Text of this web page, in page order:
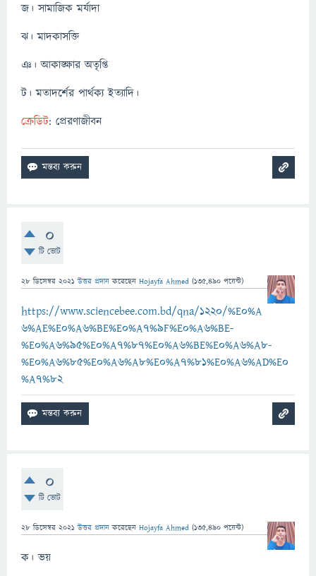
জ। সামাজিক মর্যাদা
ঝ। মাদকাসক্তি
ঞ। আকাঙ্ক্ষার অতৃপ্তি
ট। মতাদর্শের পার্থক্য ইত্যাদি।
ক্রেডিট: প্রেরণাজীবন
0
টি ভোট
28 ডিসেম্বর 2021 উত্তর প্রদান করেছেন Hojayfa Ahmed (135,490 পয়েন্ট)
https://www.sciencebee.com.bd/qna/1220/%E0%A
6%AE%E0%A6%BE%E0%A7%9F%E0%A6%BE-
%E0%A6%95%E0%A7%87%E0%A6%BE%E0%A6%A8-
%E0%A6%85%E0%A6%A8%E0%A7%81%E0%A6%AD%E0
%A7%82
0
টি ভোট
28 ডিসেম্বর 2021 উত্তর প্রদান করেছেন Hojayfa Ahmed (135,490 পয়েন্ট)
ক। ভয়